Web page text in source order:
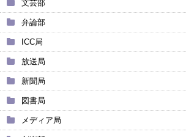
文芸部
弁論部
ICC局
放送局
新聞局
図書局
メディア局